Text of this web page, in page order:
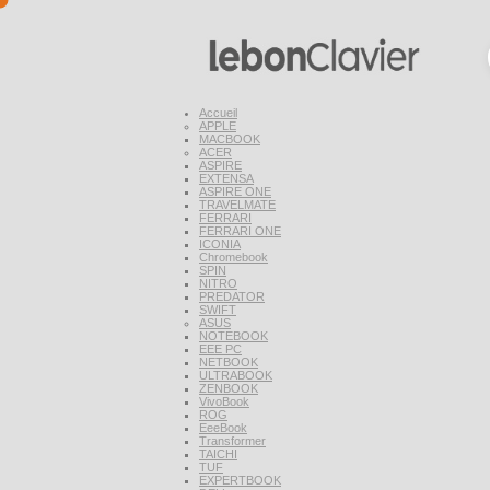
Accueil
APPLE
MACBOOK
ACER
ASPIRE
EXTENSA
ASPIRE ONE
TRAVELMATE
FERRARI
FERRARI ONE
ICONIA
Chromebook
SPIN
NITRO
PREDATOR
SWIFT
ASUS
NOTEBOOK
EEE PC
NETBOOK
ULTRABOOK
ZENBOOK
VivoBook
ROG
EeeBook
Transformer
TAICHI
TUF
EXPERTBOOK